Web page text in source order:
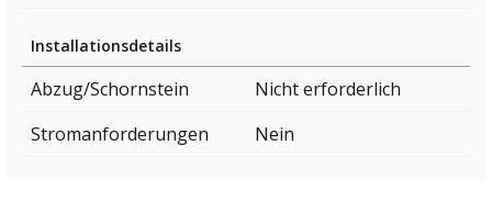
Installationsdetails
Abzug/Schornstein
Nicht erforderlich
Stromanforderungen
Nein